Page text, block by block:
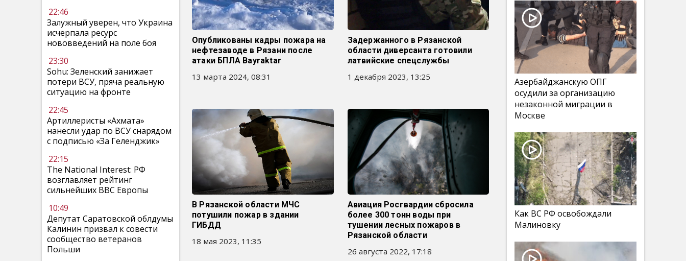
22:46
Залужный уверен, что Украина
исчерпала ресурс
нововведений на поле боя
23:30
Sohu: Зеленский занижает
потери ВСУ, пряча реальную
ситуацию на фронте
22:45
Артиллеристы «Ахмата»
нанесли удар по ВСУ снарядом
с подписью «За Геленджик»
22:15
The National Interest: РФ
возглавляет рейтинг
сильнейших ВВС Европы
10:49
Депутат Саратовской облдумы
Калинин призвал к совести
сообщество ветеранов
Польши
Опубликованы кадры пожара на
нефтезаводе в Рязани после
атаки БПЛА Bayraktar
13 марта 2024, 08:31
Задержанного в Рязанской
области диверсанта готовили
латвийские спецслужбы
1 декабря 2023, 13:25
В Рязанской области МЧС
потушили пожар в здании
ГИБДД
18 мая 2023, 11:35
Авиация Росгвардии сбросила
более 300 тонн воды при
тушении лесных пожаров в
Рязанской области
26 августа 2022, 17:18
Азербайджанскую ОПГ
осудили за организацию
незаконной миграции в
Москве
Как ВС РФ освобождали
Малиновку